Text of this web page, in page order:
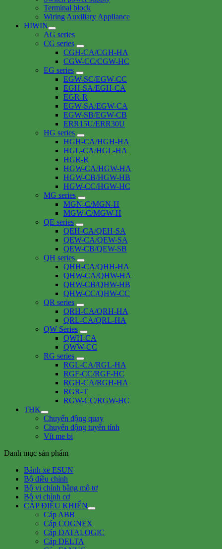
Terminal block
Wiring Auxiliary Appliance
HIWIN
AG series
CG series
CGH-CA/CGH-HA
CGW-CC/CGW-HC
EG series
EGW-SC/EGW-CC
EGH-SA/EGH-CA
EGR-R
EGW-SA/EGW-CA
EGW-SB/EGW-CB
ERR15U/ERR30U
HG series
HGH-CA/HGH-HA
HGL-CA/HGL-HA
HGR-R
HGW-CA/HGW-HA
HGW-CB/HGW-HB
HGW-CC/HGW-HC
MG series
MGN-C/MGN-H
MGW-C/MGW-H
QE series
QEH-CA/QEH-SA
QEW-CA/QEW-SA
QEW-CB/QEW-SB
QH series
QHH-CA/QHH-HA
QHW-CA/QHW-HA
QHW-CB/QHW-HB
QHW-CC/QHW-CC
QR series
QRH-CA/QRH-HA
QRL-CA/QRL-HA
QW Series
QWH-CA
QWW-CC
RG series
RGL-CA/RGL-HA
RGF-CC/RGF-HC
RGH-CA/RGH-HA
RGR-T
RGW-CC/RGW-HC
THK
Chuyển động quay
Chuyển động tuyến tính
Vít me bi
Danh mục sản phẩm
Bánh xe ESUN
Bộ điều chỉnh
Bộ vi chỉnh bằng mô tơ
Bộ vi chỉnh cơ
CÁP ĐIỀU KHIỂN
Cáp ABB
Cáp COGNEX
Cáp DATALOGIC
Cáp DELTA